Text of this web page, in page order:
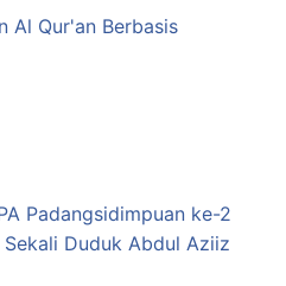
Padangsidimpuan ke-2
Sekali Duduk Abdul Aziiz